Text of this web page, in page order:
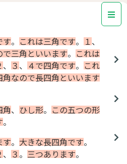
す。 これは三角です。 １、
で三角といいます。 これは
、 ３、 ４で四角です。 これ
角なので長四角といいます
角、 ひし形。 この五つの形
。
す。 大きな長四角です。
、 ３。 三つあります。